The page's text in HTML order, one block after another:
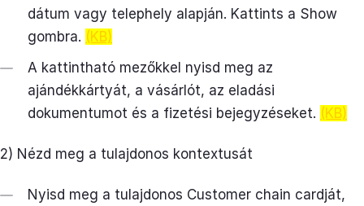
dátum vagy telephely alapján. Kattints a Show
gombra. (KB)
A kattintható mezőkkel nyisd meg az
ajándékkártyát, a vásárlót, az eladási
dokumentumot és a fizetési bejegyzéseket. (KB)
2) Nézd meg a tulajdonos kontextusát
Nyisd meg a tulajdonos Customer chain cardját,